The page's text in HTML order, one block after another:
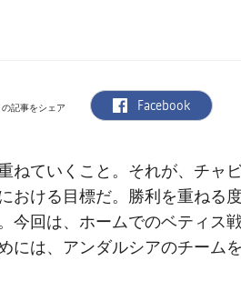
の記事をシェア label.aria.facebook
Facebook
ねていくこと。それが、チャ
おける目標だ。勝利を重ねる
今回は、ホームでのベティス
には、アンダルシアのチーム